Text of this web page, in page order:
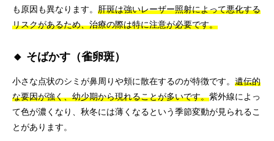
も原因も異なります。 肝斑は強いレーザー照射によって悪化する
リスクがあるため、治療の際は特に注意が必要です。
🔸 そばかす（雀卵斑）
小さな点状のシミが鼻周りや頬に散在するのが特徴です。 遺伝的
な要因が強く、幼少期から現れることが多いです。紫外線によっ
て色が濃くなり、秋冬には薄くなるという季節変動が見られるこ
とがあります。